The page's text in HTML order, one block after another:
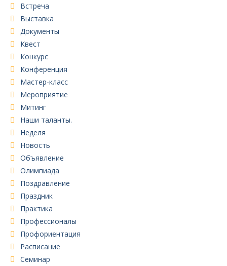
Встреча
Выставка
Документы
Квест
Конкурс
Конференция
Мастер-класс
Мероприятие
Митинг
Наши таланты.
Неделя
Новость
Объявление
Олимпиада
Поздравление
Праздник
Практика
Профессионалы
Профориентация
Расписание
Семинар